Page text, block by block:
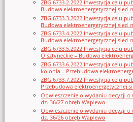
ZBG.6733.2.2022 Inwestycja celu
Budowa elektroenergetycznej sieci
ZBG.6733.3.2022 Inwestycja celu
Budowa elektroenergetycznej sieci
ZBG.6733.4.2022 Inwestycja celu
Budowa elektroenergetycznej sieci
ZBG.6733.5.2022 Inwestycja celu
Olsztyneckie – Budowa
ZBG.6733.6.2022 Inwestycja celu
kolonia – Przebudowa
ZBG.6733.7.2022 Inwestycja celu
Przebudowa elektroenergetycznej
Obwieszczenie o wydaniu decyzji o
dz. 36/27 obręb Waplewo
Obwieszczenie o wydaniu decyzji
dz. 36/26 obręb Waplewo